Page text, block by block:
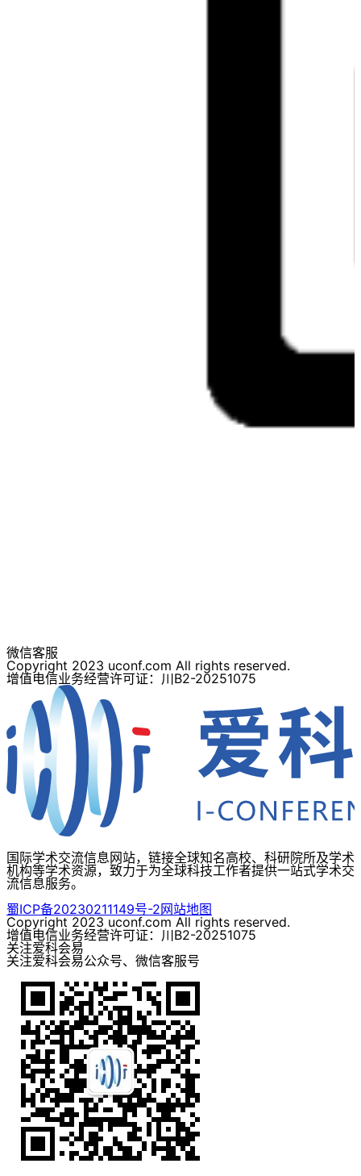
微信客服
Copyright 2023 uconf.com All rights reserved.
增值电信业务经营许可证：川B2-20251075
国际学术交流信息网站，链接全球知名高校、科研院所及学术
机构等学术资源，致力于为全球科技工作者提供一站式学术交
流信息服务。
蜀ICP备20230211149号-2网站地图
Copyright 2023 uconf.com All rights reserved.
增值电信业务经营许可证：川B2-20251075
关注爱科会易
关注爱科会易公众号、微信客服号